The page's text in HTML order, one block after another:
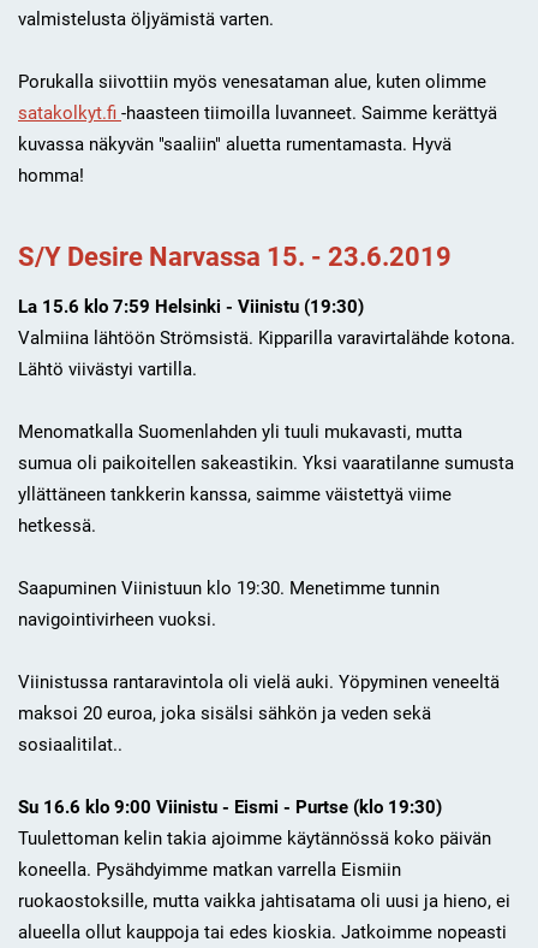
valmistelusta öljyämistä varten.
Porukalla siivottiin myös venesataman alue, kuten olimme
satakolkyt.fi -haasteen tiimoilla luvanneet. Saimme kerättyä
kuvassa näkyvän "saaliin" aluetta rumentamasta. Hyvä
homma!
S/Y Desire Narvassa 15. - 23.6.2019
La 15.6 klo 7:59 Helsinki - Viinistu (19:30)
Valmiina lähtöön Strömsistä. Kipparilla varavirtalähde kotona.
Lähtö viivästyi vartilla.
Menomatkalla Suomenlahden yli tuuli mukavasti, mutta
sumua oli paikoitellen sakeastikin. Yksi vaaratilanne sumusta
yllättäneen tankkerin kanssa, saimme väistettyä viime
hetkessä.
Saapuminen Viinistuun klo 19:30. Menetimme tunnin
navigointivirheen vuoksi.
Viinistussa rantaravintola oli vielä auki. Yöpyminen veneeltä
maksoi 20 euroa, joka sisälsi sähkön ja veden sekä
sosiaalitilat..
Su 16.6 klo 9:00 Viinistu - Eismi - Purtse (klo 19:30)
Tuulettoman kelin takia ajoimme käytännössä koko päivän
koneella. Pysähdyimme matkan varrella Eismiin
ruokaostoksille, mutta vaikka jahtisatama oli uusi ja hieno, ei
alueella ollut kauppoja tai edes kioskia. Jatkoimme nopeasti